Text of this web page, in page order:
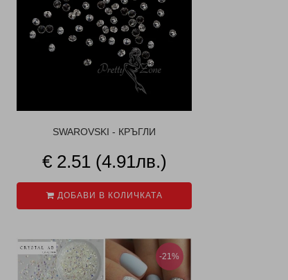
SWAROVSKI - КРЪГЛИ
€ 2.51 (4.91лв.)
ДОБАВИ В КОЛИЧКАТА
-21%